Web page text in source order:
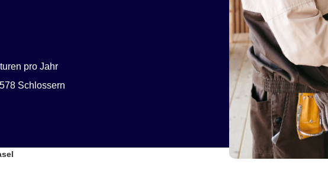
pro Jahr
Schlossern